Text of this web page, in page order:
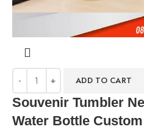
ADD TO CART
Souvenir Tumbler
Water Bottle Custom